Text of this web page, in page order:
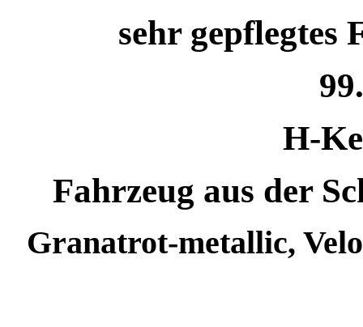
sehr gepflegtes
H-
Fahrzeug aus der
Granatrot-metallic,